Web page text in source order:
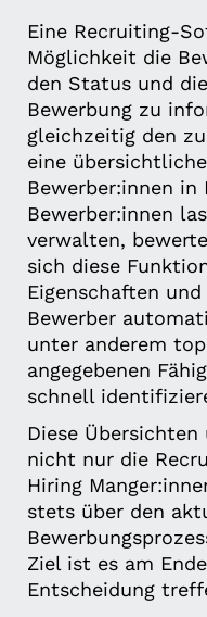
Eine Recruiting-
Möglichkeit die
den Status und
Bewerbung zu
gleichzeitig den
eine
Bewerber:innen
Bewerber:innen
verwalten,
sich diese
Eigenschaften
Bewerber
unter anderem
angegebenen
schnell
Diese
nicht nur die
Hiring
stets über den
Ziel ist es am
Entscheidung